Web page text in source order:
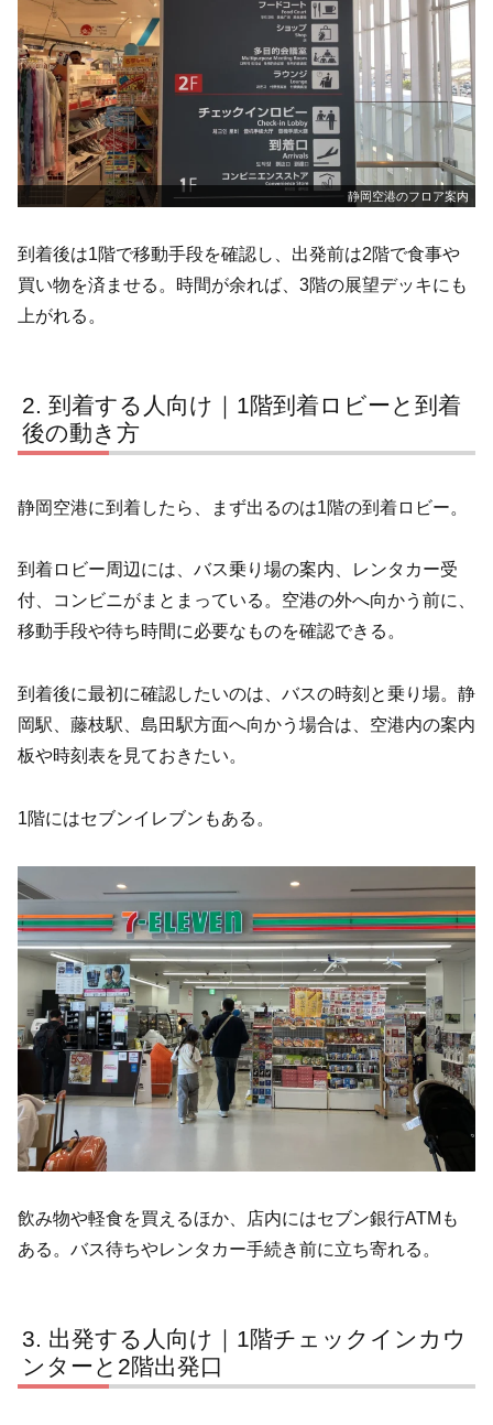
静岡空港のフロア案内
到着後は1階で移動手段を確認し、出発前は2階で食事や
買い物を済ませる。時間が余れば、3階の展望デッキにも
上がれる。
到着する人向け｜1階到着ロビーと到着
後の動き方
静岡空港に到着したら、まず出るのは1階の到着ロビー。
到着ロビー周辺には、バス乗り場の案内、レンタカー受
付、コンビニがまとまっている。空港の外へ向かう前に、
移動手段や待ち時間に必要なものを確認できる。
到着後に最初に確認したいのは、バスの時刻と乗り場。静
岡駅、藤枝駅、島田駅方面へ向かう場合は、空港内の案内
板や時刻表を見ておきたい。
1階にはセブンイレブンもある。
飲み物や軽食を買えるほか、店内にはセブン銀行ATMも
ある。バス待ちやレンタカー手続き前に立ち寄れる。
出発する人向け｜1階チェックインカウ
ンターと2階出発口